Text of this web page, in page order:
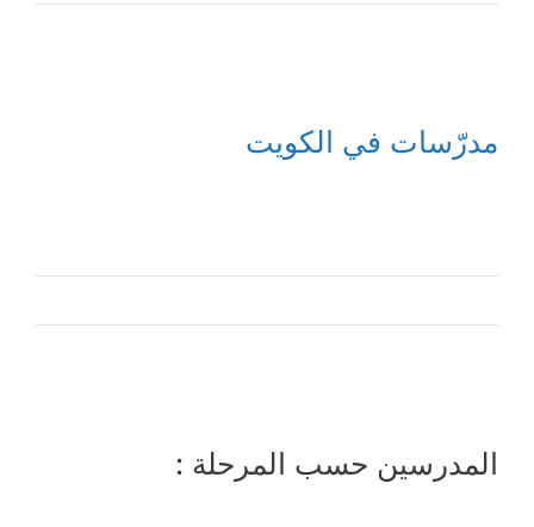
مدرّسات في الكويت
المدرسين حسب المرحلة :